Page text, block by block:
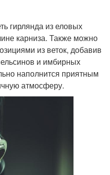
гирлянда из еловых
карниза. Также можно
из веток, добавив
и имбирных
наполнится приятным
атмосферу.